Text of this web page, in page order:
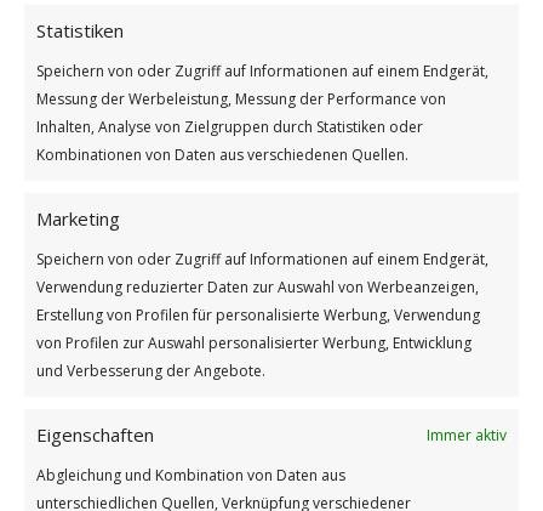
Statistiken
Speichern von oder Zugriff auf Informationen auf einem Endgerät,
Messung der Werbeleistung, Messung der Performance von
Inhalten, Analyse von Zielgruppen durch Statistiken oder
Kombinationen von Daten aus verschiedenen Quellen.
Marketing
Speichern von oder Zugriff auf Informationen auf einem Endgerät,
Verwendung reduzierter Daten zur Auswahl von Werbeanzeigen,
Erstellung von Profilen für personalisierte Werbung, Verwendung
von Profilen zur Auswahl personalisierter Werbung, Entwicklung
und Verbesserung der Angebote.
Eigenschaften
Immer aktiv
Abgleichung und Kombination von Daten aus
unterschiedlichen Quellen, Verknüpfung verschiedener
Manche Menschen gehen
durch den Wald
GUTEN MORGEN
Weiterlesen